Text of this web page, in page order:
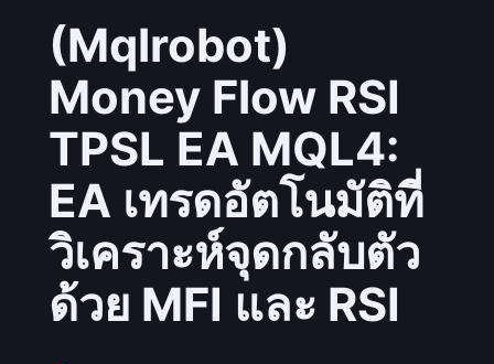
)
M
n
y
F
l
w
(Mqlrobot)
Money Flow RSI
TPSL EA MQL4:
EA เทรดอัตโนมัติที่
วิเคราะห์จุดกลับตัว
ด้วย MFI และ RSI